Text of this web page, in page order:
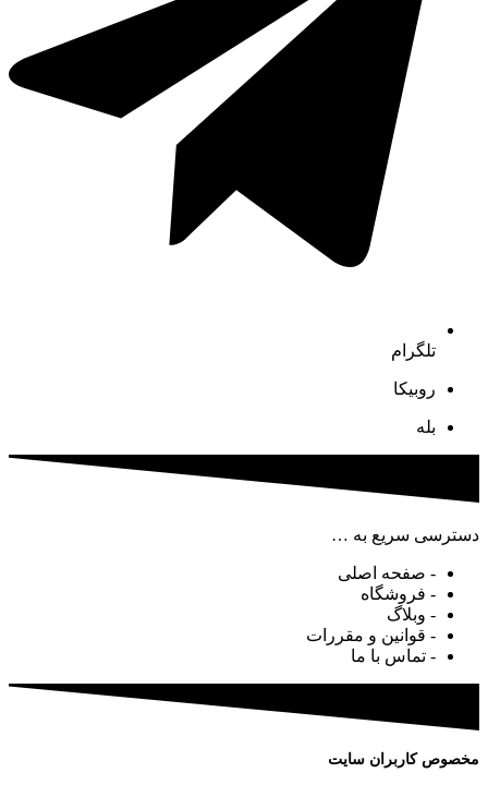
تلگرام
روبیکا
بله
دسترسی سریع به …
- صفحه اصلی
- فروشگاه
- وبلاگ
- قوانین و مقررات
- تماس با ما
مخصوص کاربران سایت